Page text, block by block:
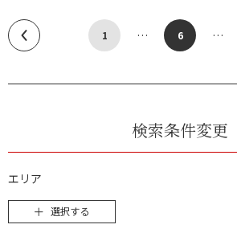
1 … 6 …
検索条件変更
エリア
選択する